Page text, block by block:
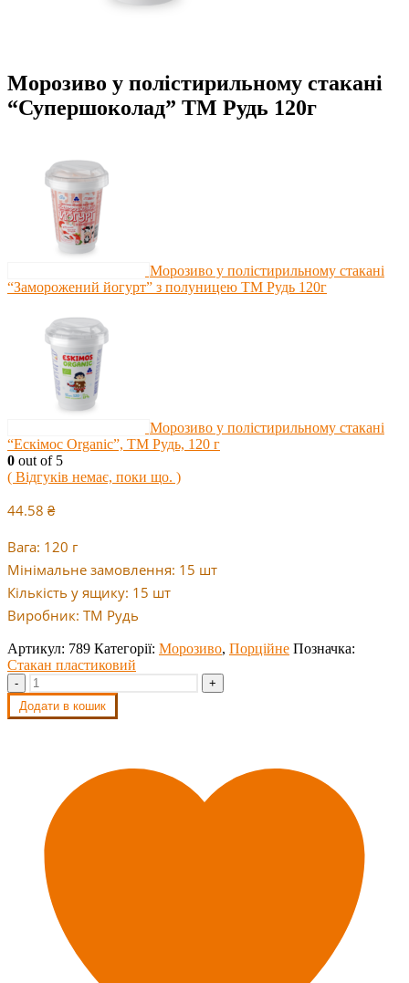
Морозиво у полістирильному стакані
“Супершоколад” ТМ Рудь 120г
Морозиво у полістирильному стакані
“Заморожений йогурт” з полуницею ТМ Рудь 120г
Морозиво у полістирильному стакані
“Ескімос Organic”, ТМ Рудь, 120 г
0 out of 5
( Відгуків немає, поки що. )
44.58 ₴
Вага: 120 г
Мінімальне замовлення: 15 шт
Кількість у ящику: 15 шт
Виробник: ТМ Рудь
Артикул: 789 Категорії: Морозиво, Порційне Позначка:
Стакан пластиковий
-
+
Додати в кошик